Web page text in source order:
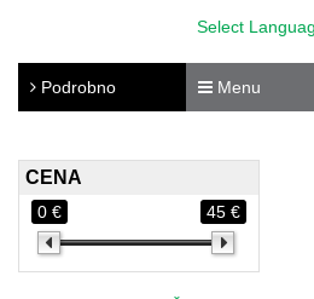
Select
Podrobno Menu
CENA
0 € 45 €